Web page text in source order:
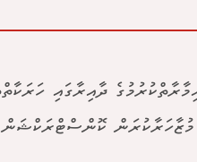
ދާއިރާގައި
ކޮންސްޓްރަކްޝަން